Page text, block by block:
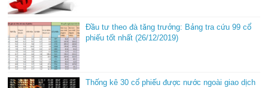
Đầu tư theo đà tăng trưởng: Bảng tra cứu 99 cổ
phiếu tốt nhất (26/12/2019)
Thống kê 30 cổ phiếu được nước ngoài giao dịch